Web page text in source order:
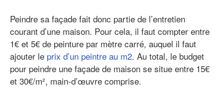
Peindre sa façade fait donc partie de l’entretien
courant d’une maison. Pour cela, il faut compter entre
1€ et 5€ de peinture par mètre carré, auquel il faut
ajouter le prix d’un peintre au m2. Au total, le budget
pour peindre une façade de maison se situe entre 15€
et 30€/m², main-d’œuvre comprise.